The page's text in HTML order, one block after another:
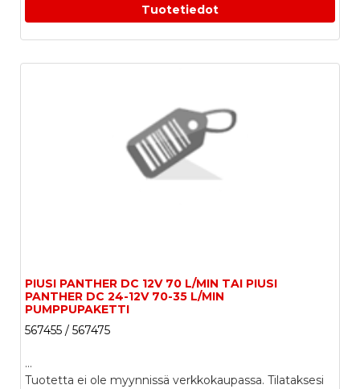
Tuotetiedot
PIUSI PANTHER DC 12V 70 L/MIN TAI PIUSI
PANTHER DC 24-12V 70-35 L/MIN
PUMPPUPAKETTI
567455 / 567475
...
Tuotetta ei ole myynnissä verkkokaupassa. Tilataksesi